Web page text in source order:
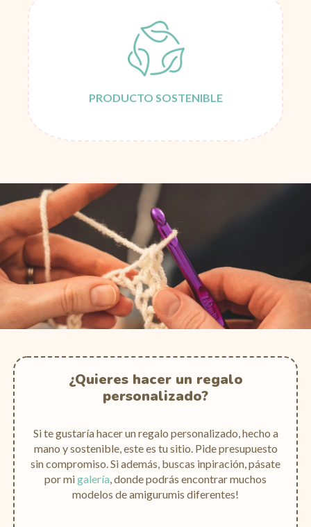
PRODUCTO SOSTENIBLE
¿Quieres hacer un regalo
personalizado?
Si te gustaría hacer un regalo personalizado, hecho a
mano y sostenible, este es tu sitio. Pide presupuesto
sin compromiso. Si además, buscas inpiración, pásate
por migalería , donde podrás encontrar muchos
modelos de amigurumis diferentes!